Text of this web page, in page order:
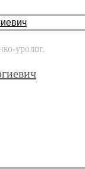
уролог.